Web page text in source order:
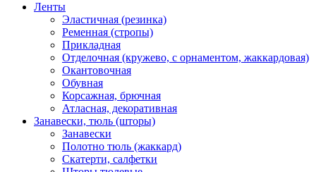
Ленты
Эластичная (резинка)
Ременная (стропы)
Прикладная
Отделочная (кружево, с орнаментом, жаккардовая)
Окантовочная
Обувная
Корсажная, брючная
Атласная, декоративная
Занавески, тюль (шторы)
Занавески
Полотно тюль (жаккард)
Скатерти, салфетки